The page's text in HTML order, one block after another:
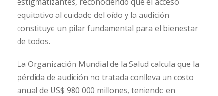
equitativo al cuidado del oído y la audición
constituye un pilar fundamental para el bienestar
de todos.
La Organización Mundial de la Salud calcula que la
pérdida de audición no tratada conlleva un costo
anual de US$ 980 000 millones, teniendo en